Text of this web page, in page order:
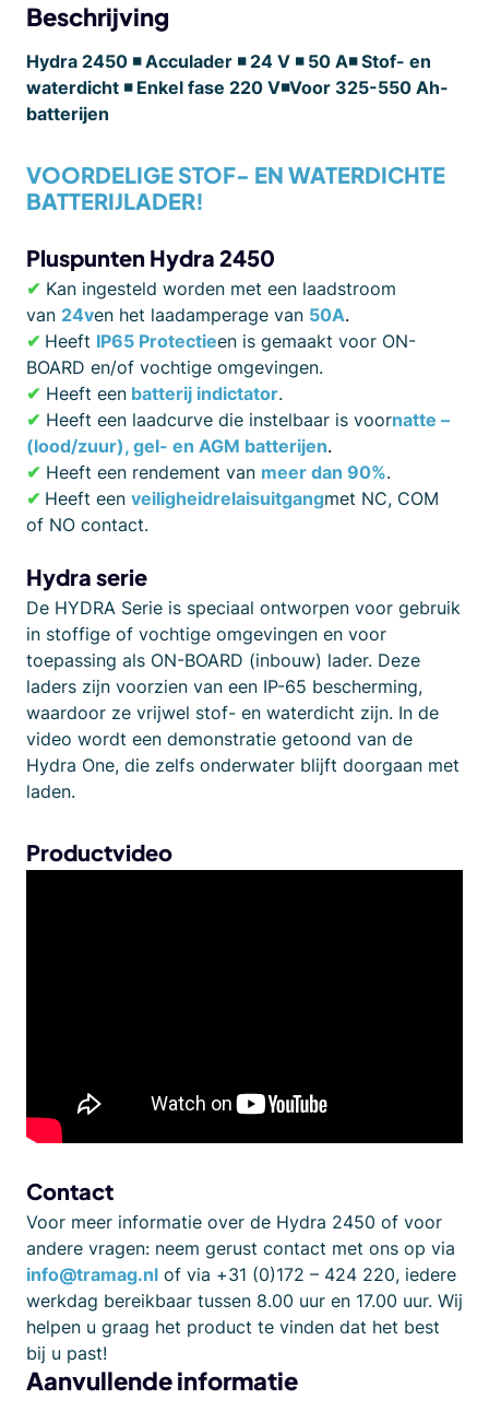
Beschrijving
Hydra 2450 ◾ Acculader ◾ 24 V ◾ 50 A◾ Stof- en
waterdicht ◾ Enkel fase 220 V◾Voor 325-550 Ah-
batterijen
VOORDELIGE STOF- EN WATERDICHTE
BATTERIJLADER!
Pluspunten Hydra 2450
✔ Kan ingesteld worden met een laadstroom
van 24ven het laadamperage van 50A.
✔ Heeft IP65 Protectieen is gemaakt voor ON-
BOARD en/of vochtige omgevingen.
✔ Heeft een batterij indictator.
✔ Heeft een laadcurve die instelbaar is voornatte –
(lood/zuur), gel- en AGM batterijen.
✔ Heeft een rendement van meer dan 90%.
✔ Heeft een veiligheidrelaisuitgangmet NC, COM
of NO contact.
Hydra serie
De HYDRA Serie is speciaal ontworpen voor gebruik
in stoffige of vochtige omgevingen en voor
toepassing als ON-BOARD (inbouw) lader. Deze
laders zijn voorzien van een IP-65 bescherming,
waardoor ze vrijwel stof- en waterdicht zijn. In de
video wordt een demonstratie getoond van de
Hydra One, die zelfs onderwater blijft doorgaan met
laden.
Productvideo
Contact
Voor meer informatie over de Hydra 2450 of voor
andere vragen: neem gerust contact met ons op via
info@tramag.nl of via +31 (0)172 – 424 220, iedere
werkdag bereikbaar tussen 8.00 uur en 17.00 uur. Wij
helpen u graag het product te vinden dat het best
bij u past!
Aanvullende informatie